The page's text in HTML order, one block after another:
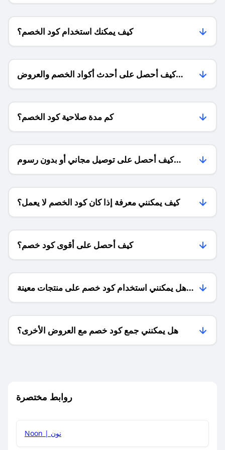
كيف يمكنك استخدام كود الخصم؟
كيف أحصل على أحدث أكواد الخصم والعروض
للمتاجر؟
كم مدة صلاحية كود الخصم؟
كيف أحصل على توصيل مجاني أو بدون رسوم
الشحن ؟
كيف يمكنني معرفة إذا كان كود الخصم لا يعمل؟
كيف أحصل على أقوى كود خصم؟
هل يمكنني استخدام كود خصم على منتجات معينة
فقط؟
هل يمكنني جمع كود خصم مع العروض الأخرى؟
روابط مختصرة
Noon | نون